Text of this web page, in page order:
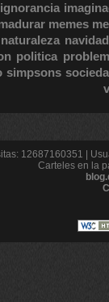
ignorancia
memes
naturaleza navidad
politica
simpsons
12687160351 |
Carteles en la